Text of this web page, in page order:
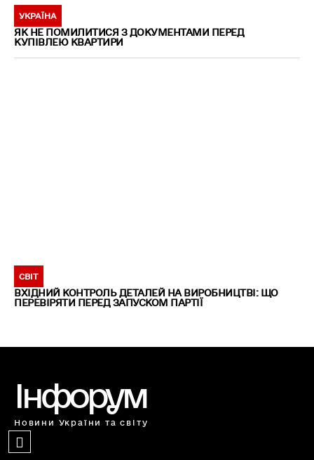
УКРАЇНА
ЯК НЕ ПОМИЛИТИСЯ З ДОКУМЕНТАМИ ПЕРЕД
КУПІВЛЕЮ КВАРТИРИ
СВІТ
ВХІДНИЙ КОНТРОЛЬ ДЕТАЛЕЙ НА ВИРОБНИЦТВІ: ЩО
ПЕРЕВІРЯТИ ПЕРЕД ЗАПУСКОМ ПАРТІЇ
Інфорум
Новини України та світу